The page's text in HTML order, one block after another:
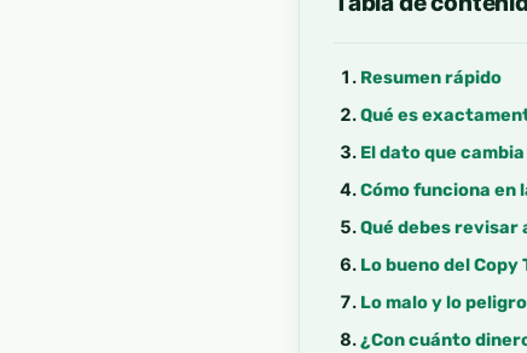
Resumen rápido
Qué es
El dato que
Cómo funciona en
Qué debes revisar
Lo bueno del Copy
Lo malo y lo
¿Con cuánto